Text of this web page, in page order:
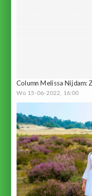
Column Melissa Nijdam:
Wo 15-06-2022, 16:00